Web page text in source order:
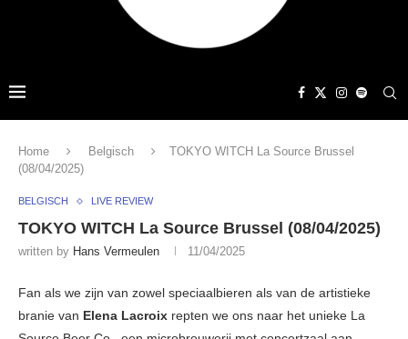
Home Belgisch
TOKYO WITCH La Source Brussel
(08/04/2025)
BELGISCH LIVE REVIEW
TOKYO WITCH La Source Brussel (08/04/2025)
written by Hans Vermeulen 11/04/2025
Fan als we zijn van zowel speciaalbieren als van de artistieke
branie van Elena Lacroix repten we ons naar het unieke La